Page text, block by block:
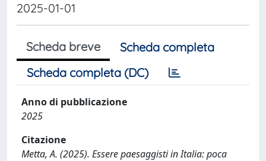
2025-01-01
Scheda breve
Scheda completa
Scheda completa (DC)
Anno di pubblicazione
2025
Citazione
Metta, A. (2025). Essere paesaggisti in Italia: poca